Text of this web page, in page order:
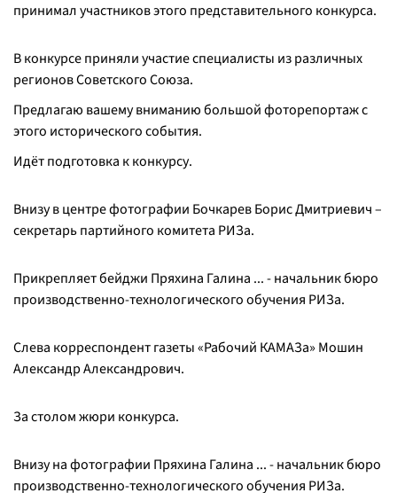
принимал участников этого представительного конкурса.
В конкурсе приняли участие специалисты из различных
регионов Советского Союза.
Предлагаю вашему вниманию большой фоторепортаж с
этого исторического события.
Идёт подготовка к конкурсу.
Внизу в центре фотографии Бочкарев Борис Дмитриевич –
секретарь партийного комитета РИЗа.
Прикрепляет бейджи Пряхина Галина ... - начальник бюро
производственно-технологического обучения РИЗа.
Слева корреспондент газеты «Рабочий КАМАЗа» Мошин
Александр Александрович.
За столом жюри конкурса.
Внизу на фотографии Пряхина Галина ... - начальник бюро
производственно-технологического обучения РИЗа.